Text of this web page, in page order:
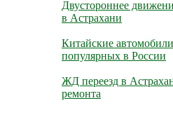
Двустороннее
в Астрахани
Китайские
популярных в России
ЖД переезд в
ремонта